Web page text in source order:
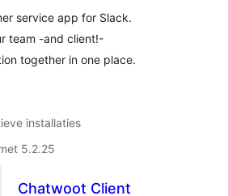
service app for Slack.
team -and client!-
together in one place.
installaties
5.2.25
Chatwoot Client